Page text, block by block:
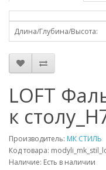
Длина/Глубина/Высота:
LOFT
к
Производитель: МК СТИЛЬ
Код товара:
Наличие: Есть в наличии